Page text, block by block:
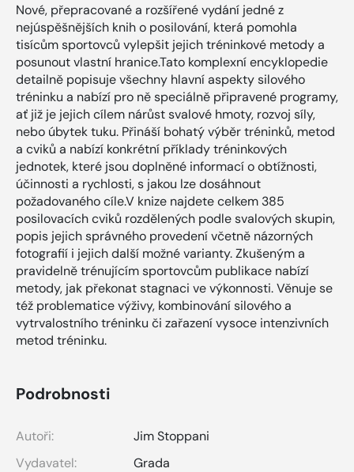
Nové, přepracované a rozšířené vydání jedné z
nejúspěšnějších knih o posilování, která pomohla
tisícům sportovců vylepšit jejich tréninkové metody a
posunout vlastní hranice.Tato komplexní encyklopedie
detailně popisuje všechny hlavní aspekty silového
tréninku a nabízí pro ně speciálně připravené programy,
ať již je jejich cílem nárůst svalové hmoty, rozvoj síly,
nebo úbytek tuku. Přináší bohatý výběr tréninků, metod
a cviků a nabízí konkrétní příklady tréninkových
jednotek, které jsou doplněné informací o obtížnosti,
účinnosti a rychlosti, s jakou lze dosáhnout
požadovaného cíle.V knize najdete celkem 385
posilovacích cviků rozdělených podle svalových skupin,
popis jejich správného provedení včetně názorných
fotograﬁí i jejich další možné varianty. Zkušeným a
pravidelně trénujícím sportovcům publikace nabízí
metody, jak překonat stagnaci ve výkonnosti. Věnuje se
též problematice výživy, kombinování silového a
vytrvalostního tréninku či zařazení vysoce intenzivních
metod tréninku.
Podrobnosti
Autoři:
Jim Stoppani
Vydavatel:
Grada